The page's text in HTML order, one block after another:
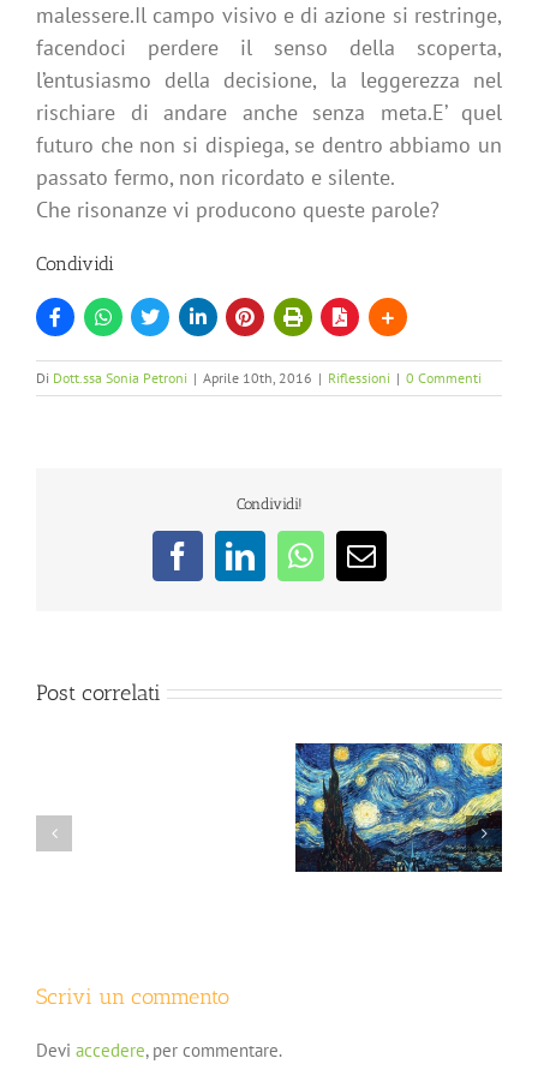
malessere.Il campo visivo e di azione si restringe,
facendoci perdere il senso della scoperta,
l’entusiasmo della decisione, la leggerezza nel
rischiare di andare anche senza meta.E’ quel
futuro che non si dispiega, se dentro abbiamo un
passato fermo, non ricordato e silente.
Che risonanze vi producono queste parole?
Condividi
Di Dott.ssa Sonia Petroni | Aprile 10th, 2016 | Riflessioni | 0 Commenti
Condividi!
FacebookLinkedInWhatsApp
Email
Post correlati
Il colloquio psicologico:
non una semplice
chiacchierata
Scrivi un commento
Devi accedere, per commentare.